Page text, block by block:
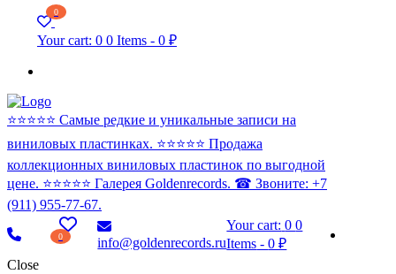
0
Your cart: 0 0 Items - 0 ₽
⭐️⭐️⭐️⭐️⭐️ Самые редкие и уникальные записи на
виниловых пластинках. ⭐️⭐️⭐️⭐️⭐️ Продажа
коллекционных виниловых пластинок по выгодной
цене. ⭐️⭐️⭐️⭐️⭐️ Галерея Goldenrecords. ☎ Звоните: +7
(911) 955-77-67.
0 info@goldenrecords.ru
Your cart: 00
Items -0 ₽
Close